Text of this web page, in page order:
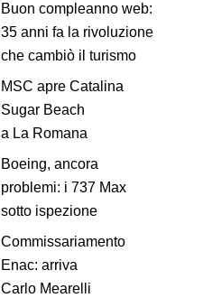
Buon compleanno web:
35 anni fa la rivoluzione
che cambiò il turismo
MSC apre Catalina
Sugar Beach
a La Romana
Boeing, ancora
problemi: i 737 Max
sotto ispezione
Commissariamento
Enac: arriva
Carlo Mearelli